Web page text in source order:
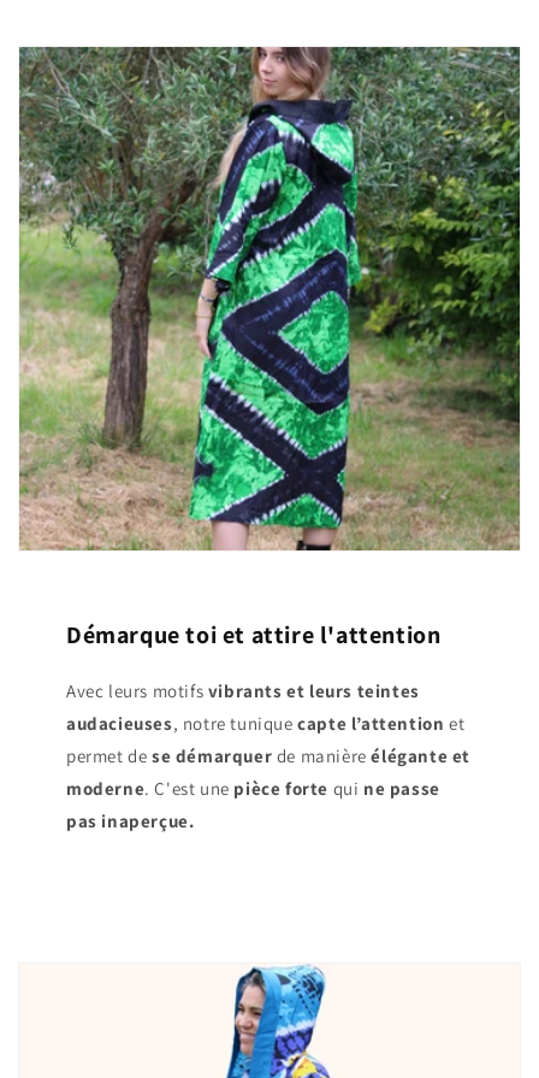
Démarque toi et attire l'attention
Avec leurs motifs vibrants et leurs teintes
audacieuses, notre tuniquecapte l’attention et
permet de se démarquer de manière élégante et
moderne. C'est une pièce forte qui ne passe
pas inaperçue.